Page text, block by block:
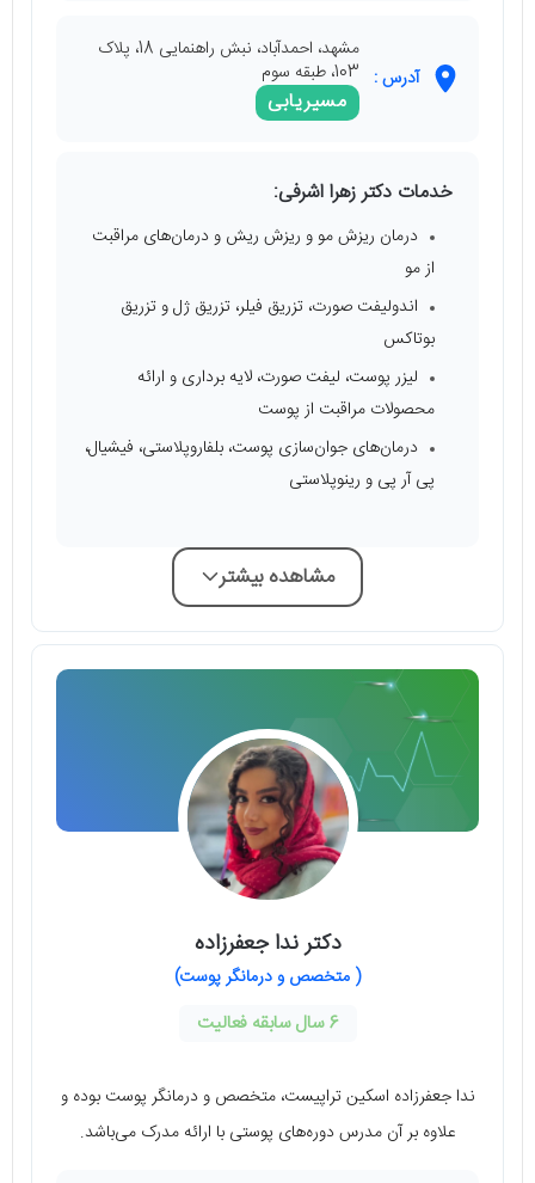
آدرس :
مشهد، احمدآباد، نبش راهنمایی 18، پلاک
103، طبقه سوم
مسیریابی
خدمات دکتر زهرا اشرفی:
درمان ریزش مو و ریزش ریش و درمان‌های مراقبت
از مو
اندولیفت صورت، تزریق فیلر، تزریق ژل و تزریق
بوتاکس
لیزر پوست، لیفت صورت، لایه برداری و ارائه
محصولات مراقبت از پوست
درمان‌های جوان‌سازی پوست، بلفاروپلاستی، فیشیال،
پی آر پی و رینوپلاستی
مشاهده بیشتر
دکتر ندا جعفرزاده
( متخصص و درمانگر پوست)
6 سال سابقه فعالیت
ندا جعفرزاده اسکین تراپیست، متخصص و درمانگر پوست بوده و
علاوه بر آن مدرس دوره‌های پوستی با ارائه مدرک می‌باشد.